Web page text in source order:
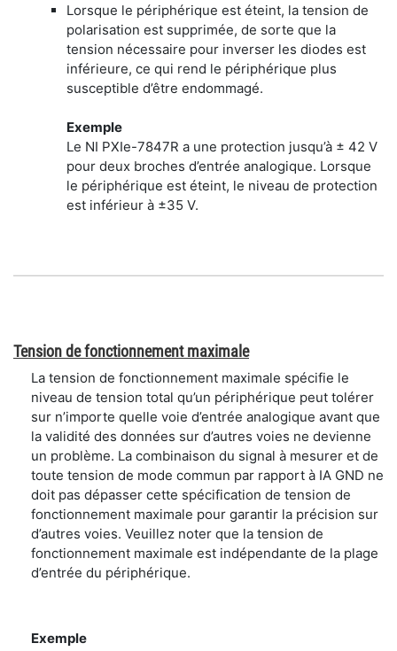
Lorsque le périphérique est éteint, la tension de
polarisation est supprimée, de sorte que la
tension nécessaire pour inverser les diodes est
inférieure, ce qui rend le périphérique plus
susceptible d’être endommagé.
Exemple
Le NI PXIe-7847R a une protection jusqu’à ± 42 V
pour deux broches d’entrée analogique. Lorsque
le périphérique est éteint, le niveau de protection
est inférieur à ±35 V.
Tension de fonctionnement maximale
La tension de fonctionnement maximale spécifie le
niveau de tension total qu’un périphérique peut tolérer
sur n’importe quelle voie d’entrée analogique avant que
la validité des données sur d’autres voies ne devienne
un problème. La combinaison du signal à mesurer et de
toute tension de mode commun par rapport à IA GND ne
doit pas dépasser cette spécification de tension de
fonctionnement maximale pour garantir la précision sur
d’autres voies. Veuillez noter que la tension de
fonctionnement maximale est indépendante de la plage
d’entrée du périphérique.
Exemple